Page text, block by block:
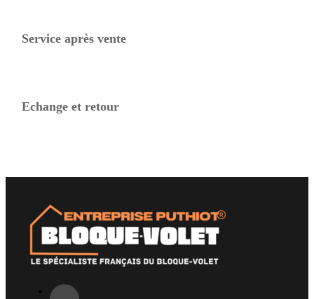
Service après vente
Echange et retour